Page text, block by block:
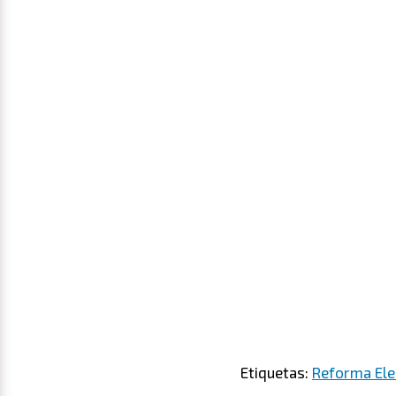
Etiquetas: Reforma